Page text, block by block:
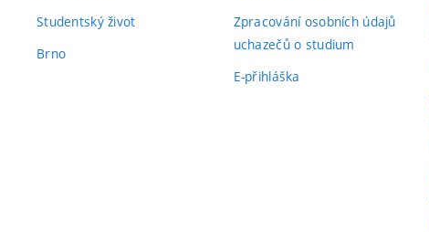
Studentský život
Brno
Zpracování osobních údajů
uchazečů o studium
E-přihláška